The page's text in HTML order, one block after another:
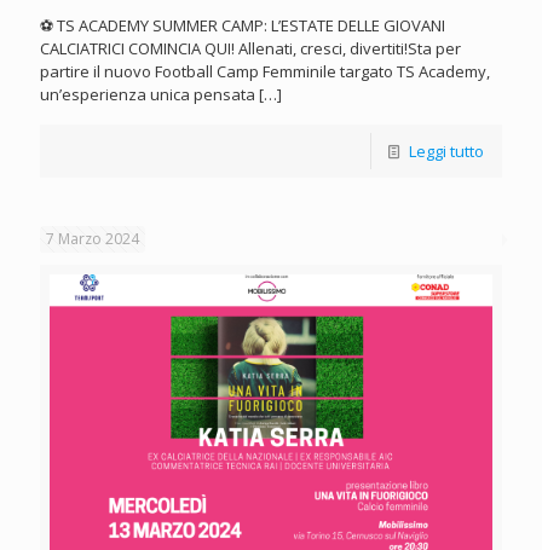
⚽ TS ACADEMY SUMMER CAMP: L’ESTATE DELLE GIOVANI
CALCIATRICI COMINCIA QUI! Allenati, cresci, divertiti!Sta per
partire il nuovo Football Camp Femminile targato TS Academy,
un’esperienza unica pensata […]
Leggi tutto
7 Marzo 2024